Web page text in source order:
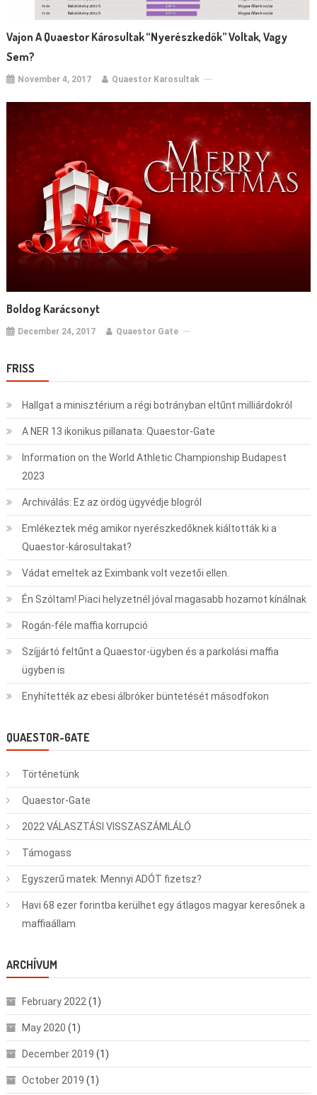
Vajon A Quaestor Károsultak “nyerészkedők” Voltak, Vagy
Sem?
November 4, 2017 Quaestor Karosultak
Boldog Karácsonyt
December 24, 2017 Quaestor Gate
FRISS
Hallgat a minisztérium a régi botrányban eltűnt milliárdokról
A NER 13 ikonikus pillanata: Quaestor-Gate
Information on the World Athletic Championship Budapest
2023
Archiválás: Ez az ördög ügyvédje blogról
Emlékeztek még amikor nyerészkedőknek kiáltották ki a
Quaestor-károsultakat?
Vádat emeltek az Eximbank volt vezetői ellen.
Én Szóltam! Piaci helyzetnél jóval magasabb hozamot kínálnak
Rogán-féle maffia korrupció
Szíjjártó feltűnt a Quaestor-ügyben és a parkolási maffia
ügyben is
Enyhítették az ebesi álbróker büntetését másodfokon
QUAESTOR-GATE
Történetünk
Quaestor-Gate
2022 VÁLASZTÁSI VISSZASZÁMLÁLÓ
Támogass
Egyszerű matek: Mennyi ADÓT fizetsz?
Havi 68 ezer forintba kerülhet egy átlagos magyar keresőnek a
maffiaállam
ARCHÍVUM
February 2022(1)
May 2020 (1)
December 2019 (1)
October 2019 (1)